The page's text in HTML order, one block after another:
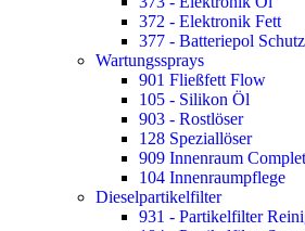
372 - Elektronik Fett
377 - Batteriepol
Wartungssprays
901 Fließfett Flow
105 - Silikon Öl
903 - Rostlöser
128 Speziallöser
909 Innenraum
104 Innenraumpflege
Dieselpartikelfilter
931 - Partikelfilter